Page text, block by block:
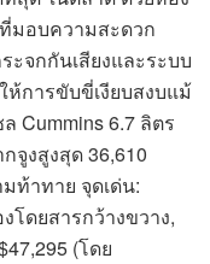
มอบความสะดวก
ะจกกันเสียงและระบบ
ห้การขับขี่เงียบสงบแม้
Cummins 6.7 ลิตร
จูงสูงสุด 36,610
ท้าทาย จุดเด่น:
ดยสารกว้างขวาง,
(โดย